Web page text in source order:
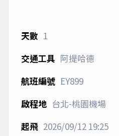
1
阿提哈德
EY899
台北-桃園機場
2026/09/1219:25